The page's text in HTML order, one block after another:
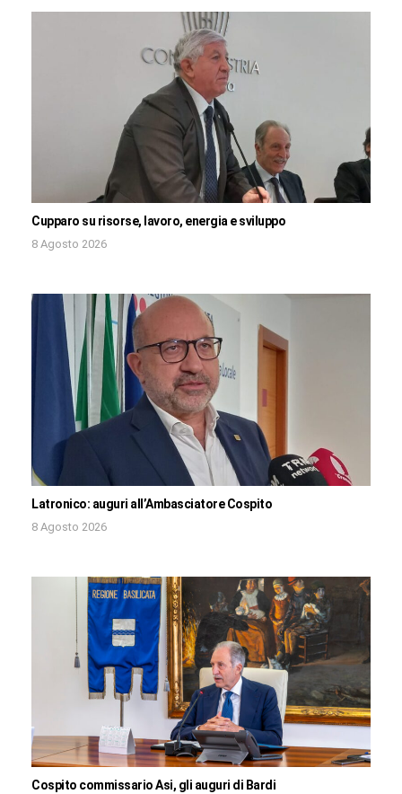
Cupparo su risorse, lavoro, energia e sviluppo
8 Agosto 2026
Latronico: auguri all’Ambasciatore Cospito
8 Agosto 2026
Cospito commissario Asi, gli auguri di Bardi